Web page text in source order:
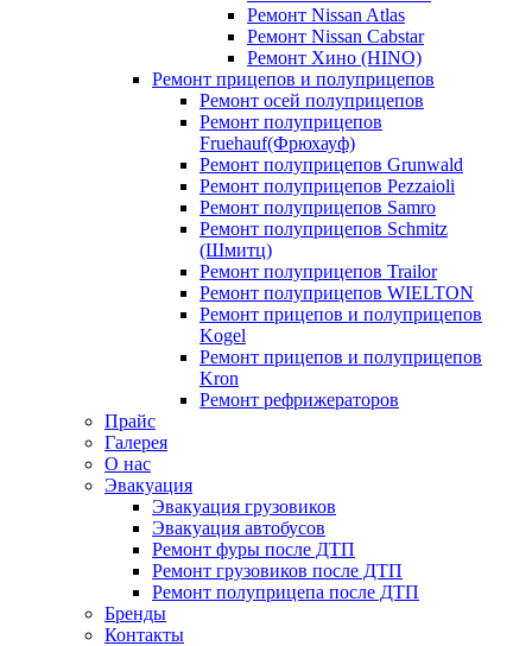
Ремонт Nissan Atlas
Ремонт Nissan Cabstar
Ремонт Хино (HINO)
Ремонт прицепов и полуприцепов
Ремонт осей полуприцепов
Ремонт полуприцепов
Fruehauf(Фрюхауф)
Ремонт полуприцепов Grunwald
Ремонт полуприцепов Pezzaioli
Ремонт полуприцепов Samro
Ремонт полуприцепов Schmitz
(Шмитц)
Ремонт полуприцепов Trailor
Ремонт полуприцепов WIELTON
Ремонт прицепов и полуприцепов
Kogel
Ремонт прицепов и полуприцепов
Kron
Ремонт рефрижераторов
Прайс
Галерея
О нас
Эвакуация
Эвакуация грузовиков
Эвакуация автобусов
Ремонт фуры после ДТП
Ремонт грузовиков после ДТП
Ремонт полуприцепа после ДТП
Бренды
Контакты